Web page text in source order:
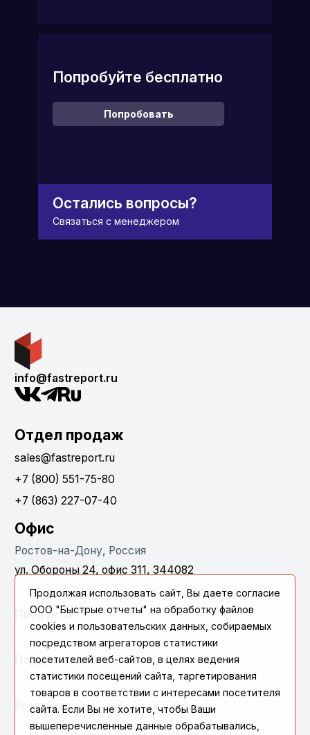
Попробуйте бесплатно
Попробовать
Остались вопросы?
Связаться с менеджером
info@fastreport.ru
Отдел продаж
sales@fastreport.ru
+7 (800) 551-75-80
+7 (863) 227-07-40
Офис
Ростов-на-Дону, Россия
ул. Обороны 24, офис 311, 344082
Продукты
Поддержка
Компания
Продолжая использовать сайт, Вы даете согласие
ООО "Быстрые отчеты" на обработку файлов
cookies и пользовательских данных, собираемых
посредством агрегаторов статистики
посетителей веб-сайтов, в целях ведения
статистики посещений сайта, таргетирования
товаров в соответствии с интересами посетителя
сайта. Если Вы не хотите, чтобы Ваши
вышеперечисленные данные обрабатывались,